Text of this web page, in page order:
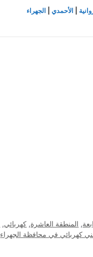
الأحمدي الجهراء
, المنطقة العاشرة, كهربائي,
كهربائي في محافظة الجهراء